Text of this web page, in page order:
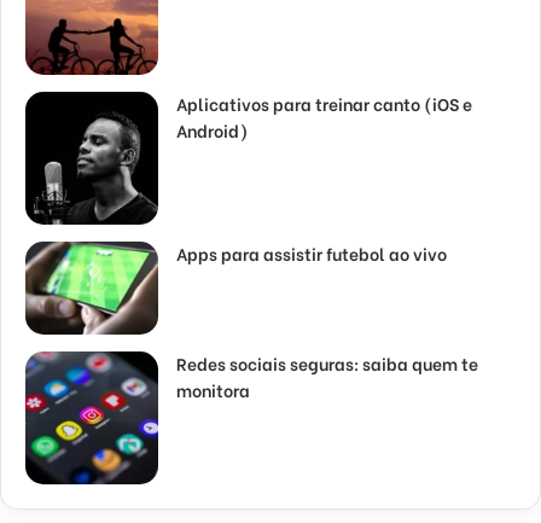
Aplicativos para treinar canto (iOS e
Android)
Apps para assistir futebol ao vivo
Redes sociais seguras: saiba quem te
monitora